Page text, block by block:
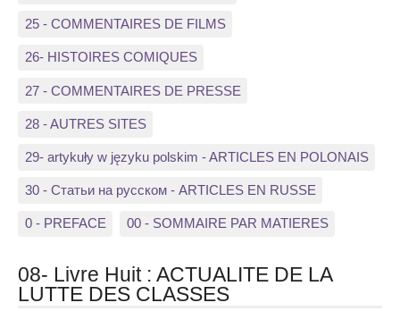
25 - COMMENTAIRES DE FILMS
26- HISTOIRES COMIQUES
27 - COMMENTAIRES DE PRESSE
28 - AUTRES SITES
29- artykuły w języku polskim - ARTICLES EN POLONAIS
30 - Статьи на русском - ARTICLES EN RUSSE
0 - PREFACE 00 - SOMMAIRE PAR MATIERES
08- Livre Huit : ACTUALITE DE LA
LUTTE DES CLASSES